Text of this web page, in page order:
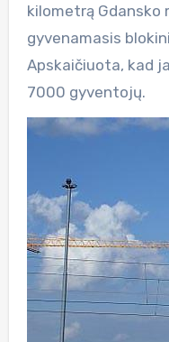
kilometrą Gdansko
gyvenamasis
Apskaičiuota, kad
7000 gyventojų.